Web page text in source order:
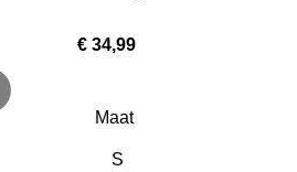
€ 34,99
Maat